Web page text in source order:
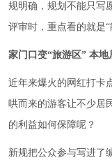
规明确，规划不能只写
评审时，重点看的就是“
家门口变“旅游区” 本地
近年来爆火的网红打卡
哄而来的游客让不少居
的利益如何保障呢？
新规把公众参与写进了